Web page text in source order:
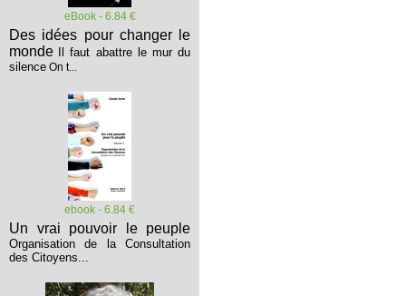
eBook - 6.84 €
Des idées pour changer le
monde
Il faut abattre le mur du
silence On t...
ebook - 6.84 €
Un vrai pouvoir le peuple
Organisation de la Consultation
des Citoyens...